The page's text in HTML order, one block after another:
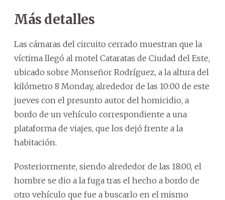
Más detalles
Las cámaras del circuito cerrado muestran que la
víctima llegó al motel Cataratas de Ciudad del Este,
ubicado sobre Monseñor Rodríguez, a la altura del
kilómetro 8 Monday, alrededor de las 10:00 de este
jueves con el presunto autor del homicidio, a
bordo de un vehículo correspondiente a una
plataforma de viajes, que los dejó frente a la
habitación.
Posteriormente, siendo alrededor de las 18:00, el
hombre se dio a la fuga tras el hecho a bordo de
otro vehículo que fue a buscarlo en el mismo